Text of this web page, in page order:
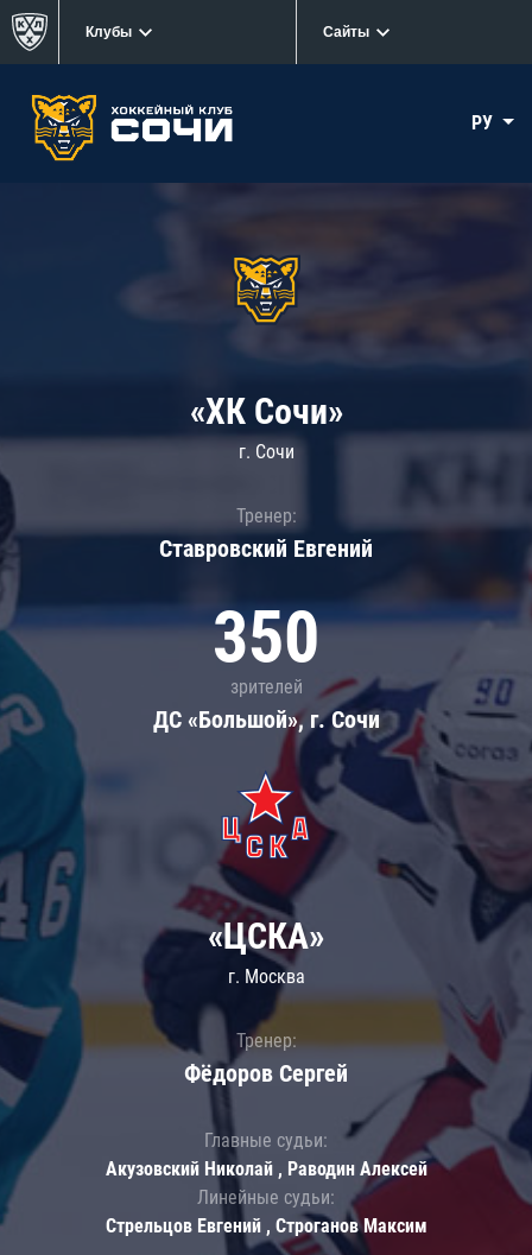
Клубы Сайты
РУ
«ХК Сочи»
г. Сочи
Тренер:
Ставровский Евгений
350
зрителей
ДС «Большой», г. Сочи
«ЦСКА»
г. Москва
Тренер:
Фёдоров Сергей
Главные судьи:
Акузовский Николай , Раводин Алексей
Линейные судьи:
Стрельцов Евгений , Строганов Максим